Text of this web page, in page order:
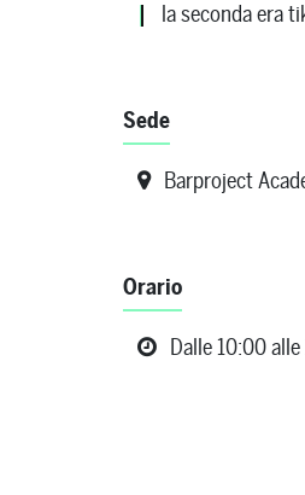
la seconda era
Sede
Barproject
Orario
Dalle 10:00